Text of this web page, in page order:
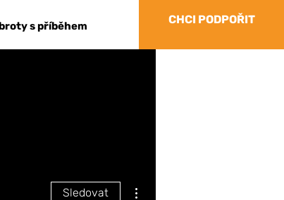
s příběhem CHCI PODPOŘIT
Sledovat